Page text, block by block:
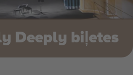
Deeply biļetes